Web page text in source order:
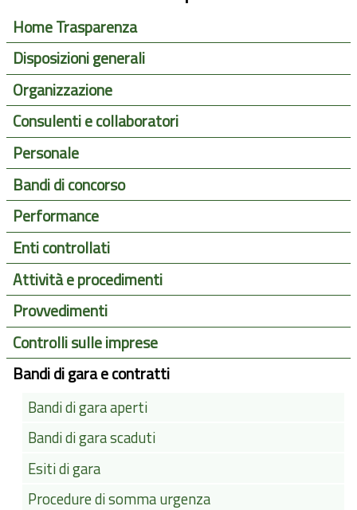
Home Trasparenza
Disposizioni generali
Organizzazione
Consulenti e collaboratori
Personale
Bandi di concorso
Performance
Enti controllati
Attività e procedimenti
Provvedimenti
Controlli sulle imprese
Bandi di gara e contratti
Bandi di gara aperti
Bandi di gara scaduti
Esiti di gara
Procedure di somma urgenza